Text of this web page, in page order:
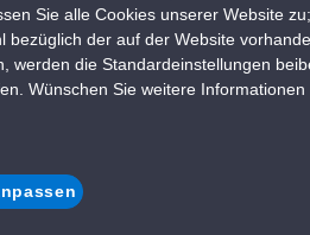
zu bleiben und sorgenfrei zu
Daten für Streaming, soziale
um ohne Grenzen zu
Sie alle Cookies unserer Website
bezüglich der auf der Website
werden die Standardeinstellungen
Wünschen Sie weitere